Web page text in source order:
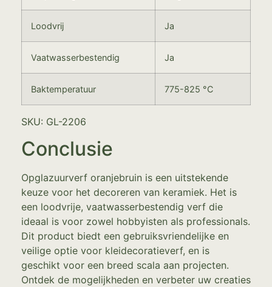
Loodvrij Ja
Vaatwasserbestendig Ja
Baktemperatuur 775-825 °C
SKU: GL-2206
Conclusie
Opglazuurverf oranjebruin is een uitstekende
keuze voor het decoreren van keramiek. Het is
een loodvrije, vaatwasserbestendig verf die
ideaal is voor zowel hobbyisten als professionals.
Dit product biedt een gebruiksvriendelijke en
veilige optie voor kleidecoratieverf, en is
geschikt voor een breed scala aan projecten.
Ontdek de mogelijkheden en verbeter uw creaties